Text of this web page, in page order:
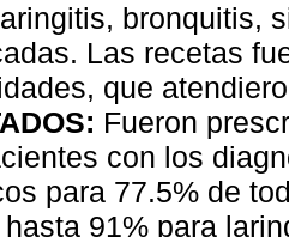
bronquitis,
Las recetas
que
Fueron
con los
para 77.5% de
91% para